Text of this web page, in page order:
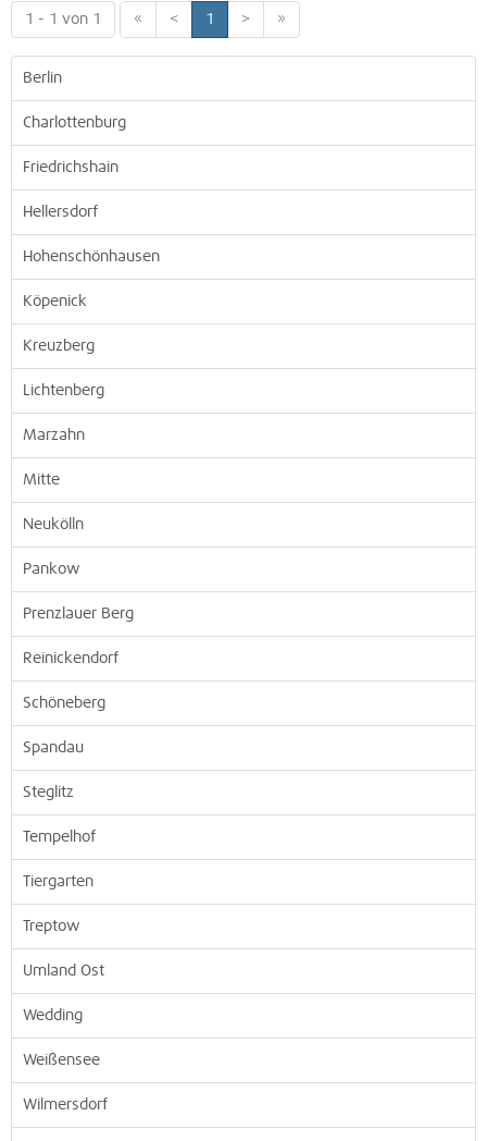
1 - 1 von 1 « < 1 > »
Berlin
Charlottenburg
Friedrichshain
Hellersdorf
Hohenschönhausen
Köpenick
Kreuzberg
Lichtenberg
Marzahn
Mitte
Neukölln
Pankow
Prenzlauer Berg
Reinickendorf
Schöneberg
Spandau
Steglitz
Tempelhof
Tiergarten
Treptow
Umland Ost
Wedding
Weißensee
Wilmersdorf